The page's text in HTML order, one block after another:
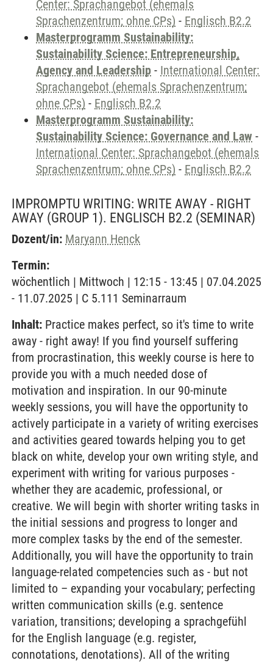
Center: Sprachangebot (ehemals
Sprachenzentrum; ohne CPs) - Englisch B2.2
Masterprogramm Sustainability:
Sustainability Science: Entrepreneurship,
Agency and Leadership - International Center:
Sprachangebot (ehemals Sprachenzentrum;
ohne CPs) - Englisch B2.2
Masterprogramm Sustainability:
Sustainability Science: Governance and Law -
International Center: Sprachangebot (ehemals
Sprachenzentrum; ohne CPs) - Englisch B2.2
IMPROMPTU WRITING: WRITE AWAY - RIGHT
AWAY (GROUP 1). ENGLISCH B2.2 (SEMINAR)
Dozent/in: Maryann Henck
Termin:
wöchentlich | Mittwoch | 12:15 - 13:45 | 07.04.2025
- 11.07.2025 | C 5.111 Seminarraum
Inhalt: Practice makes perfect, so it's time to write
away - right away! If you find yourself suffering
from procrastination, this weekly course is here to
provide you with a much needed dose of
motivation and inspiration. In our 90-minute
weekly sessions, you will have the opportunity to
actively participate in a variety of writing exercises
and activities geared towards helping you to get
black on white, develop your own writing style, and
experiment with writing for various purposes -
whether they are academic, professional, or
creative. We will begin with shorter writing tasks in
the initial sessions and progress to longer and
more complex tasks by the end of the semester.
Additionally, you will have the opportunity to train
language-related competencies such as - but not
limited to – expanding your vocabulary; perfecting
written communication skills (e.g. sentence
variation, transitions; developing a sprachgefühl
for the English language (e.g. register,
connotations, denotations). All of the writing